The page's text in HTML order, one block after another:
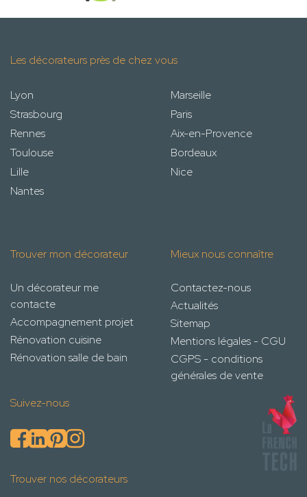
Les décorateurs près de chez vous
Lyon
Marseille
Strasbourg
Paris
Rennes
Aix-en-Provence
Toulouse
Bordeaux
Lille
Nice
Nantes
Trouver mon décorateur
Un décorateur me
contacte
Accompagnement projet
Rénovation cuisine
Rénovation salle de bain
Mieux nous connaître
Contactez-nous
Actualités
Sitemap
Mentions légales - CGU
CGPS - conditions
générales de vente
Suivez-nous
Trouver nos décorateurs